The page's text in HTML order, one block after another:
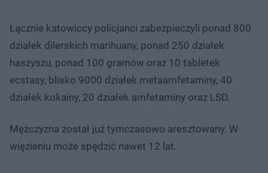
Łącznie katowiccy policjanci zabezpieczyli ponad 800
działek dilerskich marihuany, ponad 250 działek
haszyszu, ponad 100 gramów oraz 10 tabletek
ecstasy, blisko 9000 działek metaamfetaminy, 40
działek kokainy, 20 działek amfetaminy oraz LSD.
Mężczyzna został już tymczasowo aresztowany. W
więzieniu może spędzić nawet 12 lat.